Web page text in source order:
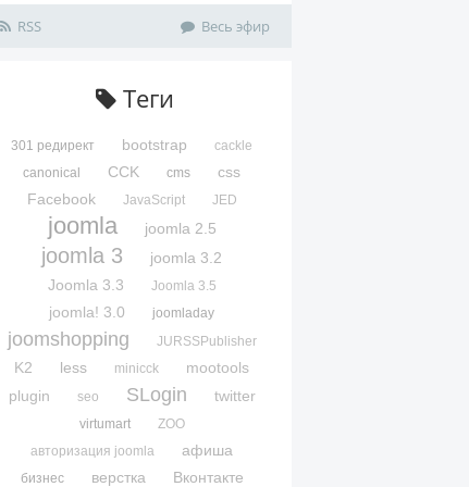
RSS Весь эфир
Теги
301 редирект bootstrap
cackle
canonical
CCK cms
css
Facebook
JavaScript JED
joomla joomla 2.5
joomla 3
joomla 3.2
Joomla 3.3
Joomla 3.5
joomla! 3.0 joomladay
joomshopping JURSSPublisher
K2 less minicck
mootools
plugin
seo SLogin twitter
virtumart
ZOO
авторизация joomla
афиша
бизнес верстка
Вконтакте